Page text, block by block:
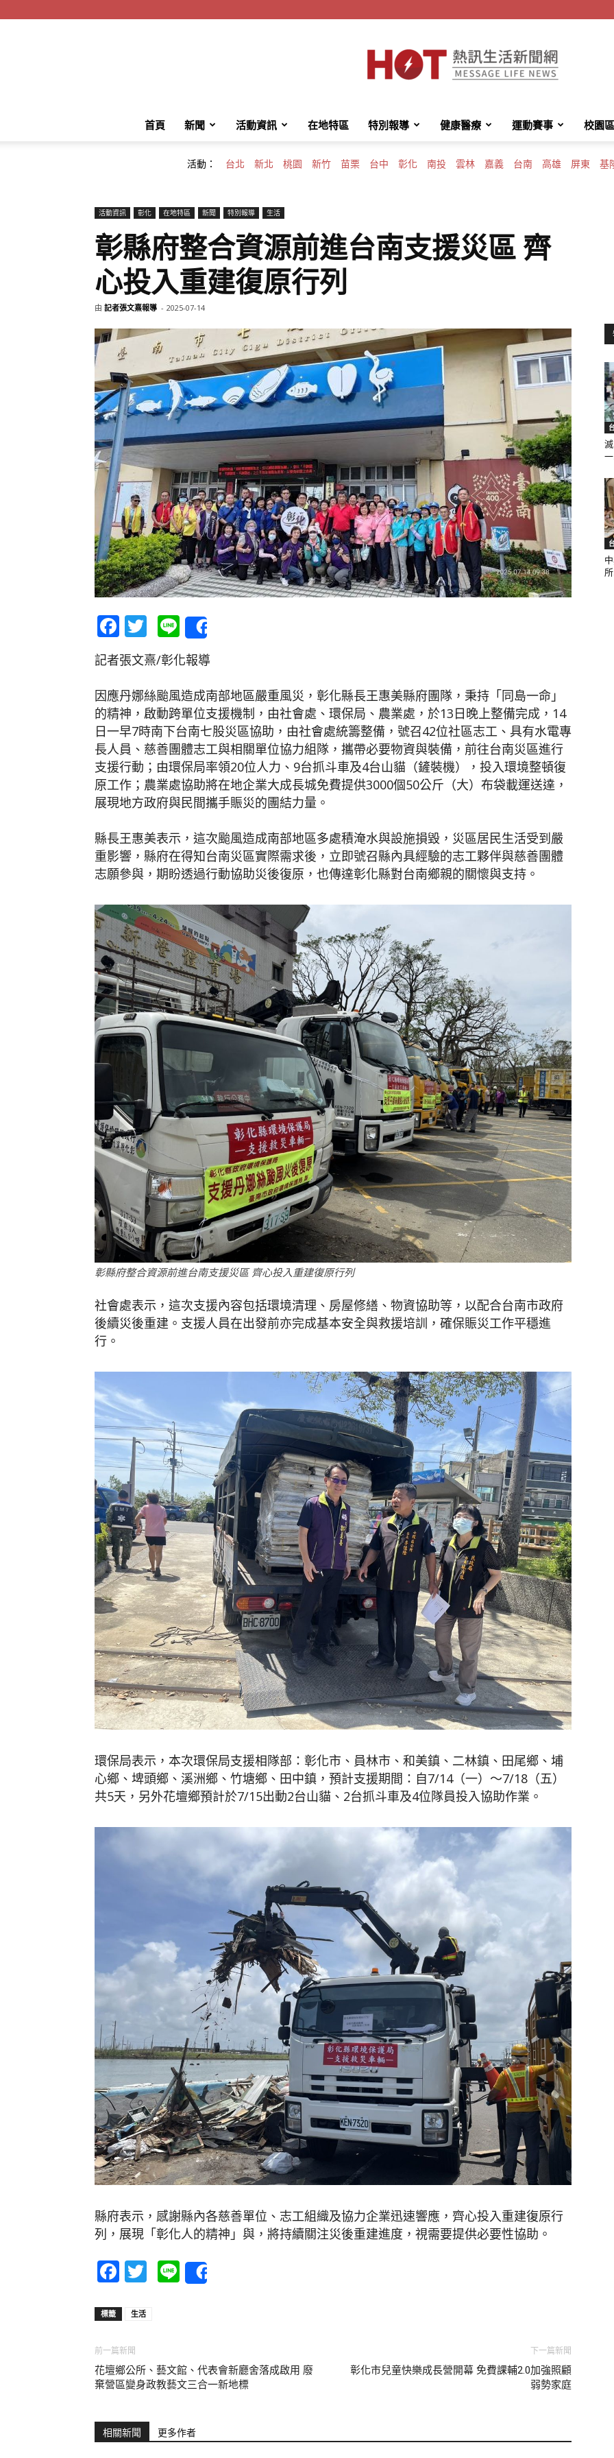
HotMessage
活
新
網
首頁 新聞 活動資訊 在地特區 特別報導 健康醫療 運動賽事 校園區
活動： 台北 新北 桃園 新竹 苗栗 台中 彰化 南投 雲林 嘉義 台南 高雄 屏東 基
活動資訊 彰化 在地特區 新聞 特別報導 生活
彰縣府整合資源前進台南支援災區 齊
心投入重建復原行列
由 記者張文熹報導 - 2025-07-14
Facebook
Twitter
Line
記者張文熹/彰化報導
因應丹娜絲颱風造成南部地區嚴重風災，彰化縣長王惠美縣府團隊，秉持「同島一命」
的精神，啟動跨單位支援機制，由社會處、環保局、農業處，於13日晚上整備完成，14
日一早7時南下台南七股災區協助，由社會處統籌整備，號召42位社區志工、具有水電專
長人員、慈善團體志工與相關單位協力組隊，攜帶必要物資與裝備，前往台南災區進行
支援行動；由環保局率領20位人力、9台抓斗車及4台山貓（鏟裝機），投入環境整頓復
原工作；農業處協助將在地企業大成長城免費提供3000個50公斤（大）布袋載運送達，
展現地方政府與民間攜手賑災的團結力量。
縣長王惠美表示，這次颱風造成南部地區多處積淹水與設施損毀，災區居民生活受到嚴
重影響，縣府在得知台南災區實際需求後，立即號召縣內具經驗的志工夥伴與慈善團體
志願參與，期盼透過行動協助災後復原，也傳達彰化縣對台南鄉親的關懷與支持。
彰縣府整合資源前進台南支援災區 齊心投入重建復原行列
社會處表示，這次支援內容包括環境清理、房屋修繕、物資協助等，以配合台南市政府
後續災後重建。支援人員在出發前亦完成基本安全與救援培訓，確保賑災工作平穩進
行。
環保局表示，本次環保局支援相隊部：彰化市、員林市、和美鎮、二林鎮、田尾鄉、埔
心鄉、埤頭鄉、溪洲鄉、竹塘鄉、田中鎮，預計支援期間：自7/14（一）～7/18（五）
共5天，另外花壇鄉預計於7/15出動2台山貓、2台抓斗車及4位隊員投入協助作業。
縣府表示，感謝縣內各慈善單位、志工組織及協力企業迅速響應，齊心投入重建復原行
列，展現「彰化人的精神」與，將持續關注災後重建進度，視需要提供必要性協助。
Facebook
Twitter
Line
標籤 生活
前一篇新聞
花壇鄉公所、藝文館、代表會新廳舍落成啟用 廢
棄營區變身政教藝文三合一新地標
下一篇新聞
彰化市兒童快樂成長營開幕 免費課輔2.0加強照顧
弱勢家庭
相關新聞 更多作者